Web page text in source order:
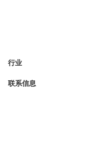
行业
联系信息